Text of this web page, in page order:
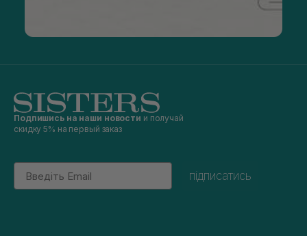
Подпишись на наши новости и получай
скидку 5% на первый заказ
Email
підписатись